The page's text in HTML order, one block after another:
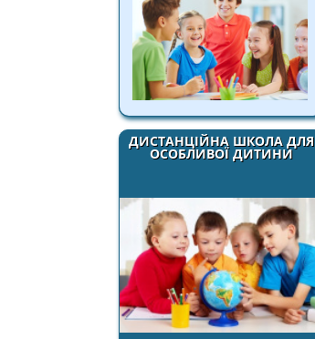
ДИСТАНЦІЙНА ШКОЛА ДЛЯ
ОСОБЛИВОЇ ДИТИНИ